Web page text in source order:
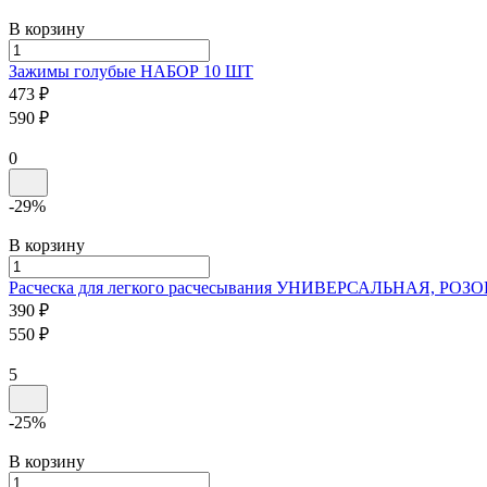
В корзину
Зажимы голубые НАБОР 10 ШТ
473 ₽
590 ₽
0
-29%
В корзину
Расческа для легкого расчесывания УНИВЕРСАЛЬНАЯ,
390 ₽
550 ₽
5
-25%
В корзину